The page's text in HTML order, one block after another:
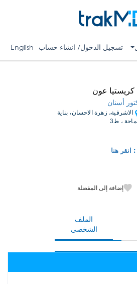
تسجيل الدخول/ انشاء حساب English
كريستيا عون
أسنان
الاشرفية، زهرة الاحسان، بناية
، ط3
: انقر هنا
إضافة إلى المفضلة
الملف
الشخصي